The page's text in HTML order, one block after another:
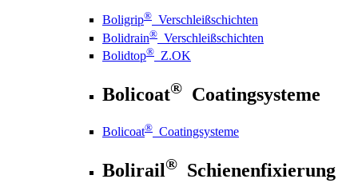
Boligrip® Verschleißschichten
Bolidrain® Verschleißschichten
Bolidtop® Z.OK
Bolicoat® Coatingsysteme
Bolicoat® Coatingsysteme
Bolirail® Schienenfixierung